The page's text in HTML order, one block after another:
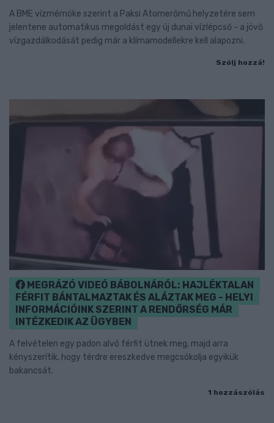
A BME vízmérnöke szerint a Paksi Atomerőmű helyzetére sem
jelentene automatikus megoldást egy új dunai vízlépcső - a jövő
vízgazdálkodását pedig már a klímamodellekre kell alapozni.
Szólj hozzá!
MEGRÁZÓ VIDEÓ BÁBOLNÁRÓL: HAJLÉKTALAN
FÉRFIT BÁNTALMAZTAK ÉS ALÁZTAK MEG - HELYI
INFORMÁCIÓINK SZERINT A RENDŐRSÉG MÁR
INTÉZKEDIK AZ ÜGYBEN
A felvételen egy padon alvó férfit ütnek meg, majd arra
kényszerítik, hogy térdre ereszkedve megcsókolja egyikük
bakancsát.
1 hozzászólás